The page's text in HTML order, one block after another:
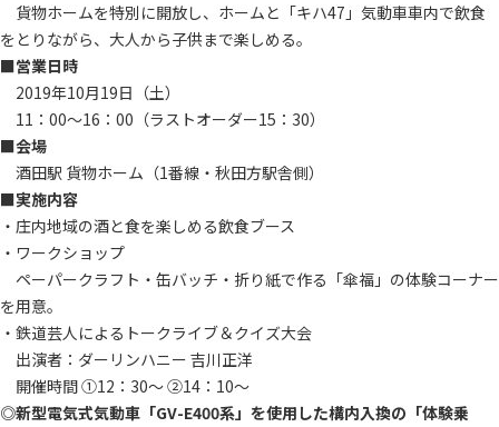
貨物ホームを特別に開放し、ホームと「キハ47」気動車車内で飲食
をとりながら、大人から子供まで楽しめる。
■営業日時
2019年10月19日（土）
11：00～16：00（ラストオーダー15：30）
■会場
酒田駅 貨物ホーム（1番線・秋田方駅舎側）
■実施内容
・庄内地域の酒と食を楽しめる飲食ブース
・ワークショップ
ペーパークラフト・缶バッチ・折り紙で作る「傘福」の体験コーナー
を用意。
・鉄道芸人によるトークライブ＆クイズ大会
出演者：ダーリンハニー 吉川正洋
開催時間 ①12：30～ ②14：10～
◎新型電気式気動車「GV-E400系」を使用した構内入換の「体験乗